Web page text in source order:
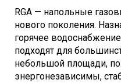
RGA — напольные
нового поколения.
горячее
подходят для
небольшой площади,
энергонезависимы,